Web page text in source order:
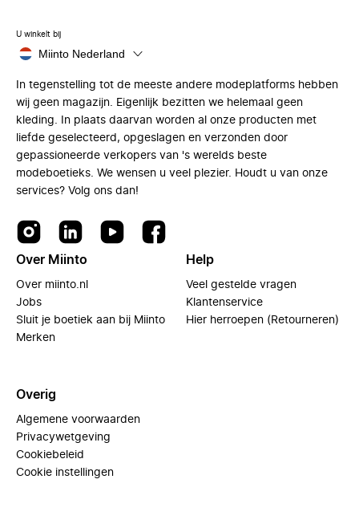
U winkelt bij
Miinto Nederland
In tegenstelling tot de meeste andere modeplatforms hebben
wij geen magazijn. Eigenlijk bezitten we helemaal geen
kleding. In plaats daarvan worden al onze producten met
liefde geselecteerd, opgeslagen en verzonden door
gepassioneerde verkopers van 's werelds beste
modeboetieks. We wensen u veel plezier. Houdt u van onze
services? Volg ons dan!
Over Miinto
Over miinto.nl
Jobs
Sluit je boetiek aan bij Miinto
Merken
Help
Veel gestelde vragen
Klantenservice
Hier herroepen (Retourneren)
Overig
Algemene voorwaarden
Privacywetgeving
Cookiebeleid
Cookie instellingen